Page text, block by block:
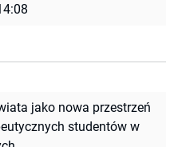
jako nowa przestrzeń
studentów w